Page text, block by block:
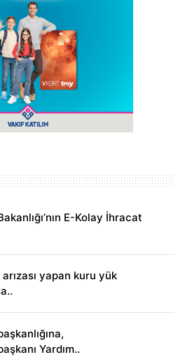
E-Kolay İhracat
yapan kuru yük
Yardım..